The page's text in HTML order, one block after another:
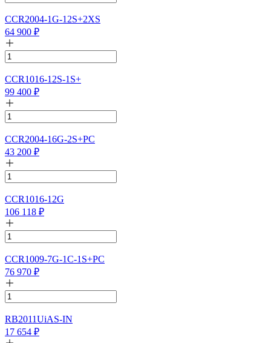
CCR2004-1G-12S+2XS
64 900 ₽
CCR1016-12S-1S+
99 400 ₽
CCR2004-16G-2S+PC
43 200 ₽
CCR1016-12G
106 118 ₽
CCR1009-7G-1C-1S+PC
76 970 ₽
RB2011UiAS-IN
17 654 ₽